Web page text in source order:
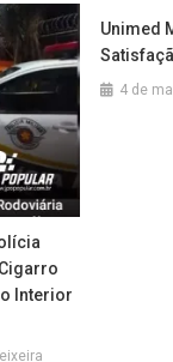
Interior
Unimed
4 de